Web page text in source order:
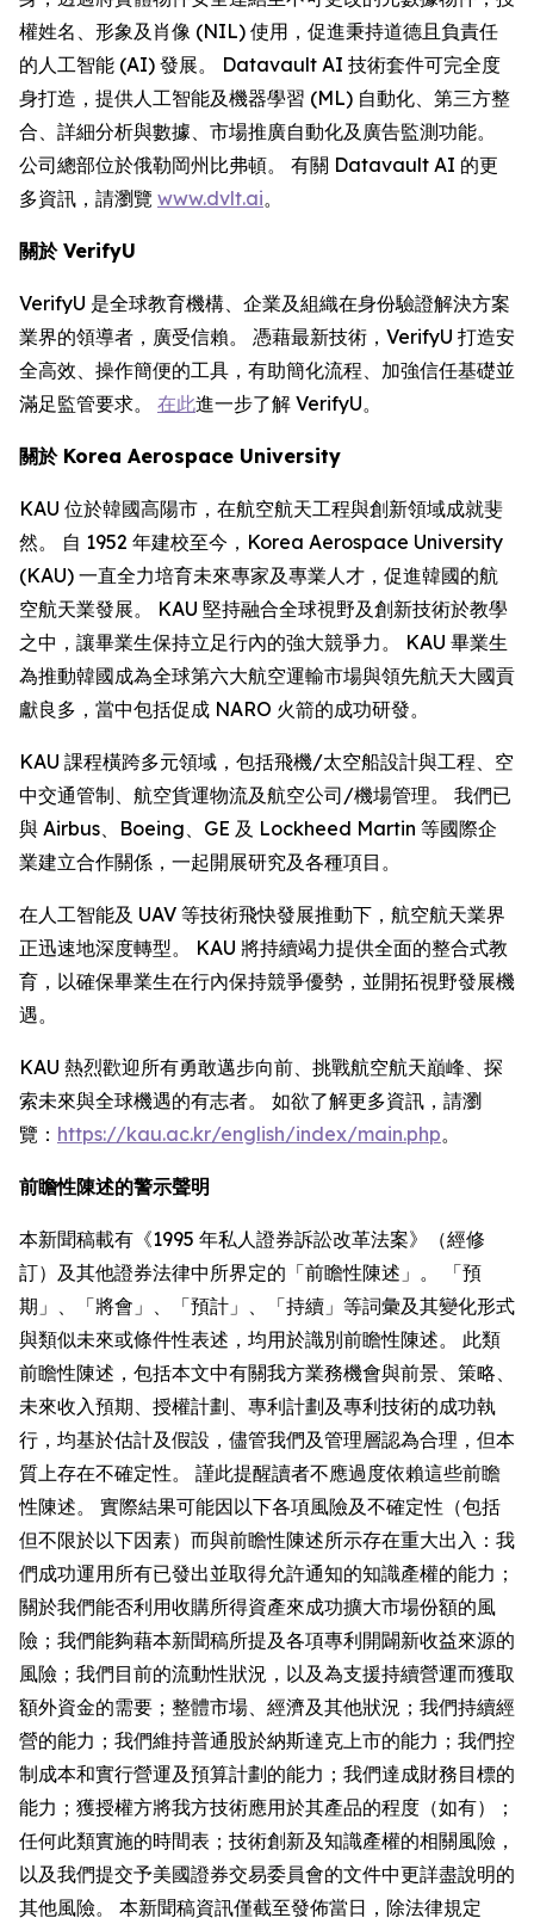
權姓名、形象及肖像 (NIL) 使用，促進秉持道德且負責任
的人工智能 (AI) 發展。 Datavault AI 技術套件可完全度
身打造，提供人工智能及機器學習 (ML) 自動化、第三方整
合、詳細分析與數據、市場推廣自動化及廣告監測功能。
公司總部位於俄勒岡州比弗頓。 有關 Datavault AI 的更
多資訊，請瀏覽 www.dvlt.ai。
關於 VerifyU
VerifyU 是全球教育機構、企業及組織在身份驗證解決方案
業界的領導者，廣受信賴。 憑藉最新技術，VerifyU 打造安
全高效、操作簡便的工具，有助簡化流程、加強信任基礎並
滿足監管要求。 在此進一步了解 VerifyU。
關於 Korea Aerospace University
KAU 位於韓國高陽市，在航空航天工程與創新領域成就斐
然。 自 1952 年建校至今，Korea Aerospace University
(KAU) 一直全力培育未來專家及專業人才，促進韓國的航
空航天業發展。 KAU 堅持融合全球視野及創新技術於教學
之中，讓畢業生保持立足行內的強大競爭力。 KAU 畢業生
為推動韓國成為全球第六大航空運輸市場與領先航天大國貢
獻良多，當中包括促成 NARO 火箭的成功研發。
KAU 課程橫跨多元領域，包括飛機/太空船設計與工程、空
中交通管制、航空貨運物流及航空公司/機場管理。 我們已
與 Airbus、Boeing、GE 及 Lockheed Martin 等國際企
業建立合作關係，一起開展研究及各種項目。
在人工智能及 UAV 等技術飛快發展推動下，航空航天業界
正迅速地深度轉型。 KAU 將持續竭力提供全面的整合式教
育，以確保畢業生在行內保持競爭優勢，並開拓視野發展機
遇。
KAU 熱烈歡迎所有勇敢邁步向前、挑戰航空航天巔峰、探
索未來與全球機遇的有志者。 如欲了解更多資訊，請瀏
覽： https://kau.ac.kr/english/index/main.php。
前瞻性陳述的警示聲明
本新聞稿載有《1995 年私人證券訴訟改革法案》（經修
訂）及其他證券法律中所界定的「前瞻性陳述」。 「預
期」、「將會」、「預計」、「持續」等詞彙及其變化形式
與類似未來或條件性表述，均用於識別前瞻性陳述。 此類
前瞻性陳述，包括本文中有關我方業務機會與前景、策略、
未來收入預期、授權計劃、專利計劃及專利技術的成功執
行，均基於估計及假設，儘管我們及管理層認為合理，但本
質上存在不確定性。 謹此提醒讀者不應過度依賴這些前瞻
性陳述。 實際結果可能因以下各項風險及不確定性（包括
但不限於以下因素）而與前瞻性陳述所示存在重大出入：我
們成功運用所有已發出並取得允許通知的知識產權的能力；
關於我們能否利用收購所得資產來成功擴大市場份額的風
險；我們能夠藉本新聞稿所提及各項專利開闢新收益來源的
風險；我們目前的流動性狀況，以及為支援持續營運而獲取
額外資金的需要；整體市場、經濟及其他狀況；我們持續經
營的能力；我們維持普通股於納斯達克上市的能力；我們控
制成本和實行營運及預算計劃的能力；我們達成財務目標的
能力；獲授權方將我方技術應用於其產品的程度（如有）；
任何此類實施的時間表；技術創新及知識產權的相關風險，
以及我們提交予美國證券交易委員會的文件中更詳盡說明的
其他風險。 本新聞稿資訊僅截至發佈當日，除法律規定